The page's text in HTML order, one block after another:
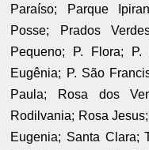
Paraíso; Parque
Posse; Prados
Pequeno; P. Flora;
Eugênia; P. São
Paula; Rosa dos
Rodilvania; Rosa
Eugenia; Santa Clara;